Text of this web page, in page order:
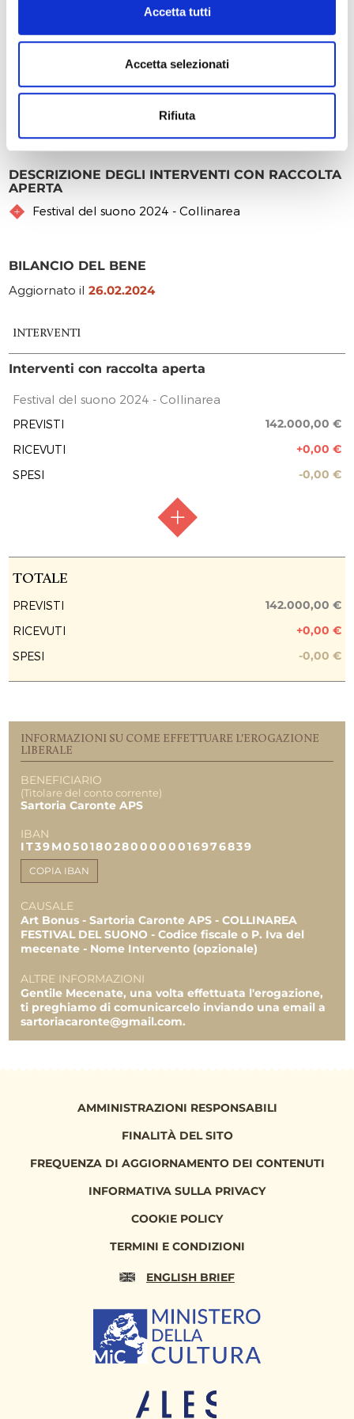
Accetta tutti
Accetta selezionati
Rifiuta
da Carlo Ventura, Professore ordinario del Dipartimento
UNIBO, grazie al quale hanno aderito, inoltre, l’INBB -
“Istituto Nazionale Biostrutture e Biosistemi”
art|science -https://vidartscience.org/-.
DESCRIZIONE DEGLI INTERVENTI CON RACCOLTA
APERTA
Festival del suono 2024 - Collinarea
BILANCIO DEL BENE
Aggiornato il26.02.2024
INTERVENTI
Interventi con raccolta aperta
Festival del suono 2024 - Collinarea
PREVISTI 142.000,00 €
RICEVUTI +0,00 €
SPESI -0,00 €
PREVISIONE COSTO TOTALE DELL’INTERVENTO
EROGAZIONI
TOTALE
142.000,00 €
TOTALE
PREVISTI 142.000,00 €
RICEVUTI +0,00 €
SPESI -0,00 €
INFORMAZIONI SU COME EFFETTUARE L'EROGAZIONE
LIBERALE
BENEFICIARIO
(Titolare del conto corrente)
Sartoria Caronte APS
IBAN
IT39M0501802800000016976839
COPIA IBAN
CAUSALE
Art Bonus - Sartoria Caronte APS - COLLINAREA
FESTIVAL DEL SUONO - Codice fiscale o P. Iva del
mecenate - Nome Intervento (opzionale)
ALTRE INFORMAZIONI
Gentile Mecenate, una volta effettuata l'erogazione,
ti preghiamo di comunicarcelo inviando una email a
sartoriacaronte@gmail.com.
AMMINISTRAZIONI RESPONSABILI
FINALITÀ DEL SITO
FREQUENZA DI AGGIORNAMENTO DEI CONTENUTI
INFORMATIVA SULLA PRIVACY
COOKIE POLICY
TERMINI E CONDIZIONI
ENGLISH BRIEF